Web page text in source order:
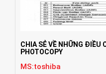
CHIA SẺ VỀ NHỮNG ĐIỀU
PHOTOCOPY
MS:toshiba